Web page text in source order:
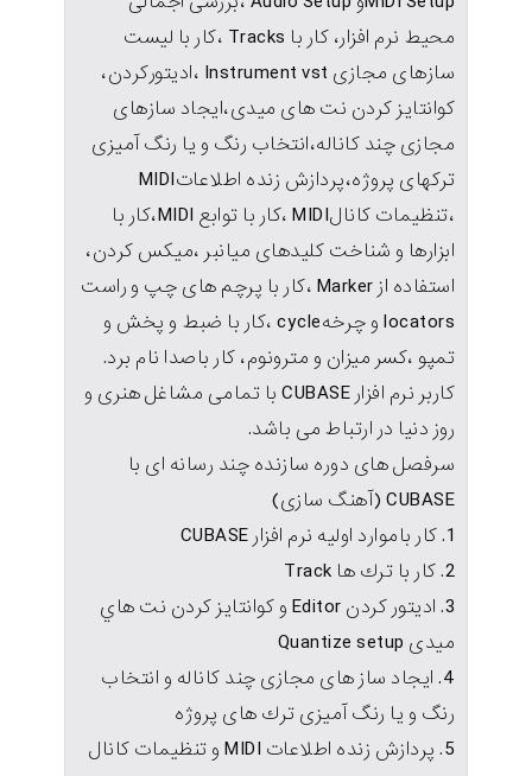
محیط نرم افزار، کار با Tracks ،کار با لیست
سازهای مجازی Instrument vst ،ادیتورکردن،
کوانتایز کردن نت های میدی،ایجاد سازهای
مجازی چند کاناله،انتخاب رنگ و یا رنگ آمیزی
ترکهای پروژه،پردازش زنده اطلاعاتMIDI
،تنظیمات کانالMIDI ،کار با توابع MIDI،کار با
ابزارها و شناخت کلیدهای میانبر ،میکس کردن،
استفاده از Marker ،کار با پرچم های چپ و راست
locators و چرخهcycle ،کار با ضبط و پخش و
تمپو ،کسر میزان و مترونوم، کار باصدا نام برد.
کاربر نرم افزار CUBASE با تمامی مشاغل هنری و
روز دنیا در ارتباط می باشد.
سرفصل های دوره سازنده چند رسانه ای با
CUBASE (آهنگ سازی)
1. كار باموارد اوليه نرم افزار CUBASE
2. كار با ترك ها Track
3. اديتور كردن Editor و كوانتايز كردن نت هاي
ميدی Quantize setup
4. ايجاد ساز های مجازی چند كاناله و انتخاب
رنگ و يا رنگ آميزی ترك های پروژه
5. پردازش زنده اطلاعات MIDI و تنظيمات كانال